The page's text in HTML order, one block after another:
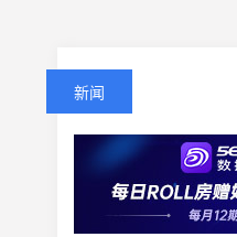
新闻